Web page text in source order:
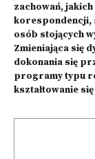
zachowań,
korespondencji,
osób stojących
Zmieniająca się
dokonania się
programy typu
kształtowanie